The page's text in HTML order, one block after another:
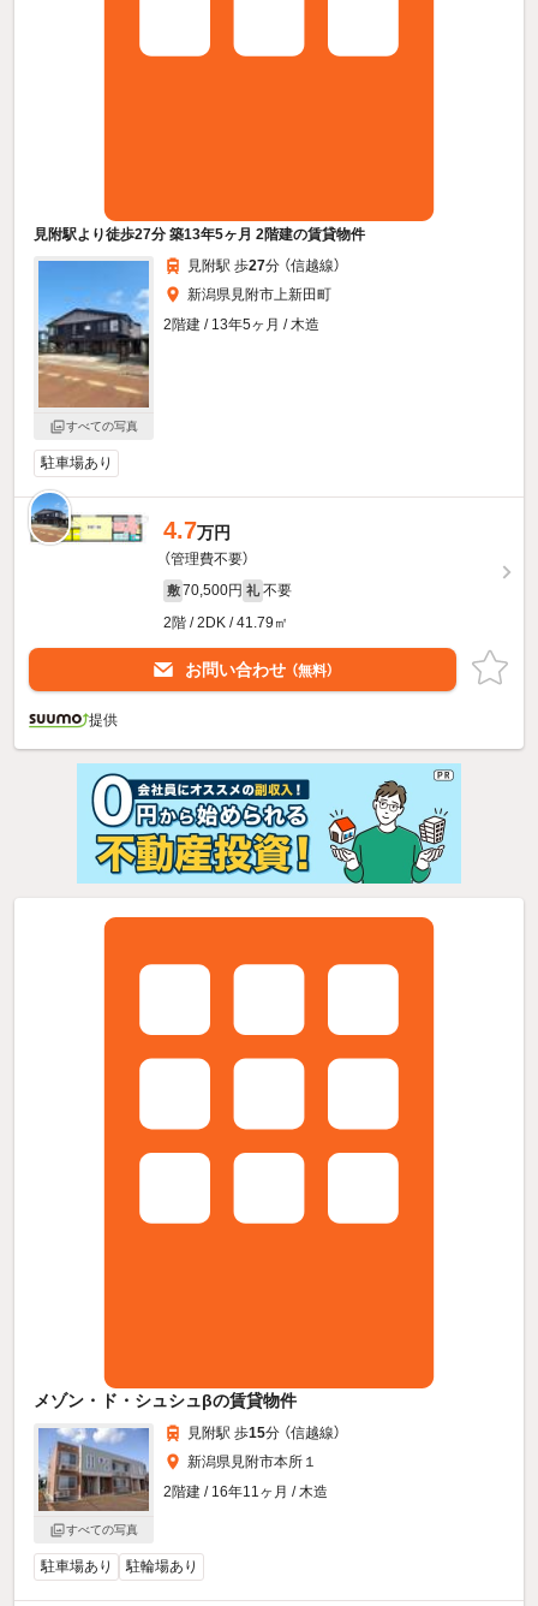
見附駅より徒歩27分 築13年5ヶ月 2階建の賃貸物件
すべての写真
見附駅 歩27分 （信越線）
新潟県見附市上新田町
2階建 / 13年5ヶ月 / 木造
駐車場あり
4.7万円
（管理費不要）
敷 70,500円 礼 不要
2階 / 2DK / 41.79㎡
お問い合わせ （無料）
提供
メゾン・ド・シュシュβの賃貸物件
すべての写真
見附駅 歩15分 （信越線）
新潟県見附市本所１
2階建 / 16年11ヶ月 / 木造
駐車場あり 駐輪場あり